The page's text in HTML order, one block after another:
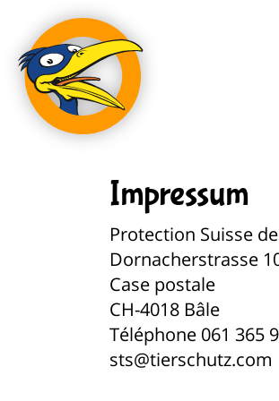
Impressum
Protection Suisse
Dornacherstrasse
Case postale
CH-4018 Bâle
Téléphone 061 365
sts@tierschutz.com